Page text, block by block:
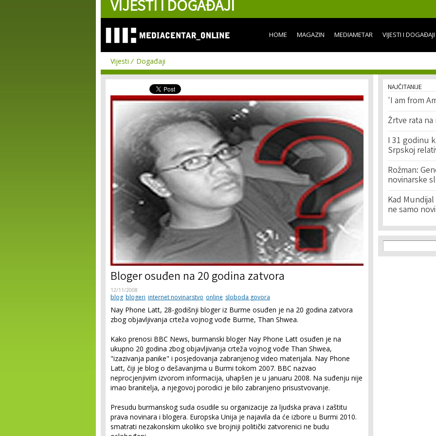
content
VIJESTI I DOGAĐAJI
HOME MAGAZIN MEDIAMETAR VIJESTI I DOGAĐAJI
Vijesti Događaji
Bloger osuđen na 20 godina zatvora
12/11/2008
blog blogeri internet novinarstvo online sloboda govora
Nay Phone Latt, 28-godišnji bloger iz Burme osuđen je na 20 godina zatvora
zbog objavljivanja crteža vojnog vođe Burme, Than Shwea.
Kako prenosi BBC News, burmanski bloger Nay Phone Latt osuđen je na
ukupno 20 godina zbog objavljivanja crteža vojnog vođe Than Shwea,
"izazivanja panike" i posjedovanja zabranjenog video materijala. Nay Phone
Latt, čiji je blog o dešavanjima u Burmi tokom 2007. BBC nazvao
neprocjenjivim izvorom informacija, uhapšen je u januaru 2008. Na suđenju nije
imao branitelja, a njegovoj porodici je bilo zabranjeno prisustvovanje.
Presudu burmanskog suda osudile su organizacije za ljudska prava i zaštitu
prava novinara i blogera. Europska Unija je najavila da će izbore u Burmi 2010.
smatrati nezakonskim ukoliko sve brojniji politički zatvorenici ne budu
NAJČITANIJE
'I am from
Žrtve rata
I 31 godinu
Srpskoj
Rožman:
novinarske
Kad
ne samo
Search
Search